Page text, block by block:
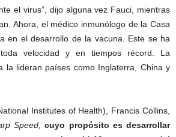
el virus”, dijo alguna vez Fauci, mientras
Ahora, el médico inmunólogo de la Casa
en el desarrollo de la vacuna. Este se ha
velocidad y en tiempos récord. La
la lideran países como Inglaterra, China y
Institutes of Health), Francis Collins,
Speed,cuyo propósito es desarrollar